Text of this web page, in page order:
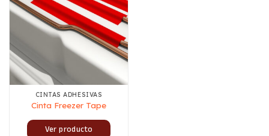
CINTAS ADHESIVAS
Cinta Freezer Tape
Ver producto